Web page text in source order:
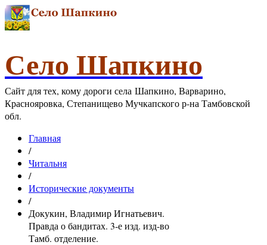
Село Шапкино
Сайт для тех, кому дороги села Шапкино, Варварино,
Краснояровка, Степанищево Мучкапского р-на Тамбовской
обл.
Главная
/
Читальня
/
Исторические документы
/
Докукин, Владимир Игнатьевич.
Правда о бандитах. 3-е изд. изд-во
Тамб. отделение.